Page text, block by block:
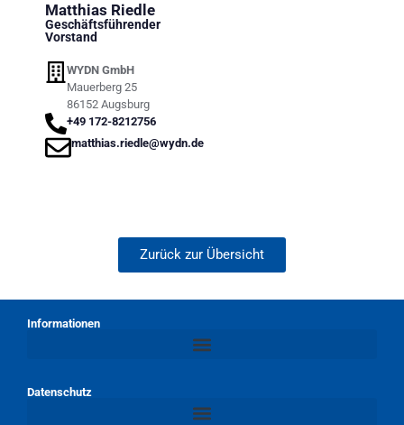
Matthias Riedle
Geschäftsführender
Vorstand
WYDN GmbH
Mauerberg 25
86152 Augsburg
+49 172-8212756
matthias.riedle@wydn.de
Zurück zur Übersicht
Informationen
Datenschutz